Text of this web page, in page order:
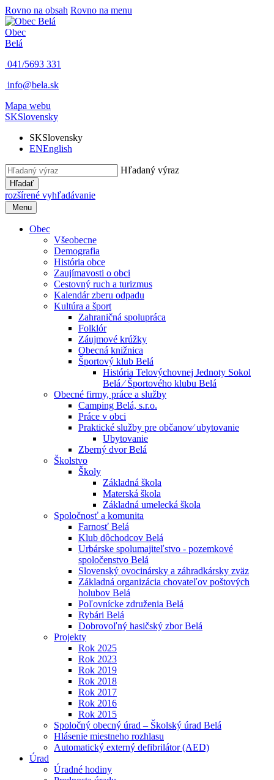
Rovno na obsah Rovno na menu
Obec
Belá
041/5693 331
info@bela.sk
Mapa webu
SKSlovensky
SKSlovensky
ENEnglish
Hľadaný výraz
Hľadať
rozšírené vyhľadávanie
Menu
Obec
Všeobecne
Demografia
História obce
Zaujímavosti o obci
Cestovný ruch a turizmus
Kalendár zberu odpadu
Kultúra a šport
Zahraničná spolupráca
Folklór
Záujmové krúžky
Obecná knižnica
Športový klub Belá
História Telovýchovnej Jednoty Sokol
Belá ⁄ Športového klubu Belá
Obecné firmy, práce a služby
Camping Belá, s.r.o.
Práce v obci
Praktické služby pre občanov⁄ ubytovanie
Ubytovanie
Zberný dvor Belá
Školstvo
Školy
Základná škola
Materská škola
Základná umelecká škola
Spoločnosť a komunita
Farnosť Belá
Klub dôchodcov Belá
Urbárske spolumajiteľstvo - pozemkové
spoločenstvo Belá
Slovenský ovocinársky a záhradkársky zväz
Základná organizácia chovateľov poštových
holubov Belá
Poľovnícke združenia Belá
Rybári Belá
Dobrovoľný hasičský zbor Belá
Projekty
Rok 2025
Rok 2023
Rok 2019
Rok 2018
Rok 2017
Rok 2016
Rok 2015
Spoločný obecný úrad – Školský úrad Belá
Hlásenie miestneho rozhlasu
Automatický externý defibrilátor (AED)
Úrad
Úradné hodiny